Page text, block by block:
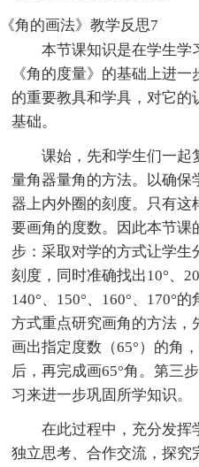
《角的画法》教学反思7
本节课知识是在学生学
《角的度量》的基础上进
的重要教具和学具，对它的
基础。
课始，先和学生们一起
量角器量角的方法。以确保
器上内外圈的刻度。只有这
要画角的度数。因此本节课
步：采取对学的方式让学
刻度，同时准确找出10°
140°、150°、160°、170°
方式重点研究画角的方法
画出指定度数（65°）的角
后，再完成画65°角。第三
习来进一步巩固所学知识。
在此过程中，充分发挥
独立思考、合作交流，探究